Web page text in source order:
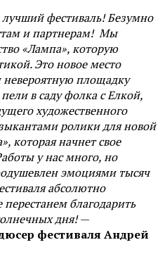
фестиваль! Безумно
и партнерам! Мы
«Лампа», которую
Это новое место
площадку
в саду фолка с Елкой,
художественного
ролики для новой
которая начнет свое
у нас много, но
эмоциями тысяч
абсолютно
благодарить
дня!—
фестиваля Андрей